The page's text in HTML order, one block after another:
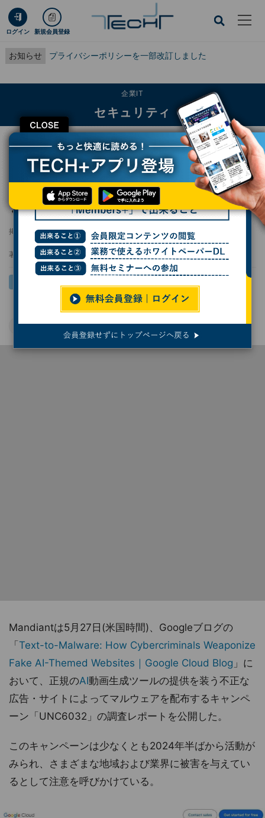
ログイン 新規会員登録
お知らせ プライバシーポリシーを一部改訂しました
CLOSE
企業IT
セキュリティ
TECH+ 企業IT
セキュリティ
AI動画生成ツールの偽広告に注意、本物そっくりのサイトに誘導
AI動画生成ツールの偽広告に注意、本物そっ
くりのサイトに誘導
掲載日 2025/06/02 09:31 更新日2025/06/03 08:50
著者： 後藤大地
AI サイバーセキュリティ サイバー攻撃
Mandiantは5月27日(米国時間)、Googleブログの
「 Text-to-Malware: How Cybercriminals Weaponize
Fake AI-Themed Websites｜Google Cloud Blog 」に
おいて、正規のAI動画生成ツールの提供を装う不正な
広告・サイトによってマルウェアを配布するキャンペ
ーン「UNC6032」の調査レポートを公開した。
このキャンペーンは少なくとも2024年半ばから活動が
みられ、さまざまな地域および業界に被害を与えてい
るとして注意を呼びかけている。